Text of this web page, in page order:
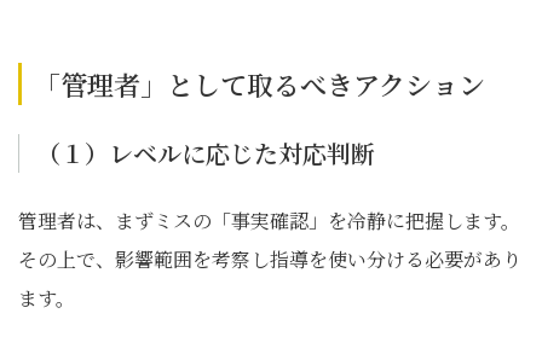
「管理者」として取るべきアクション
（１）レベルに応じた対応判断
管理者は、まずミスの「事実確認」を冷静に把握します。
その上で、影響範囲を考察し指導を使い分ける必要があり
ます。